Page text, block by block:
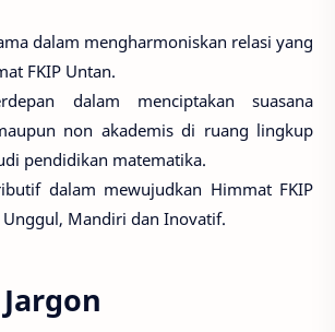
dalam mengharmoniskan relasi yang
FKIP Untan.
dalam menciptakan suasana
non akademis di ruang lingkup
pendidikan matematika.
dalam mewujudkan Himmat FKIP
Mandiri dan Inovatif.